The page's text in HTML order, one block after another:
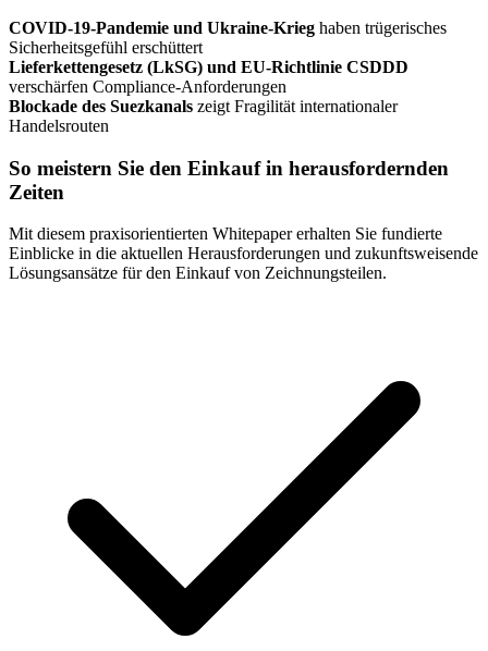
COVID-19-Pandemie und Ukraine-Krieg haben trügerisches
Sicherheitsgefühl erschüttert
Lieferkettengesetz (LkSG) und EU-Richtlinie CSDDD
verschärfen Compliance-Anforderungen
Blockade des Suezkanals zeigt Fragilität internationaler
Handelsrouten
So meistern Sie den Einkauf in herausfordernden
Zeiten
Mit diesem praxisorientierten Whitepaper erhalten Sie fundierte
Einblicke in die aktuellen Herausforderungen und zukunftsweisende
Lösungsansätze für den Einkauf von Zeichnungsteilen.